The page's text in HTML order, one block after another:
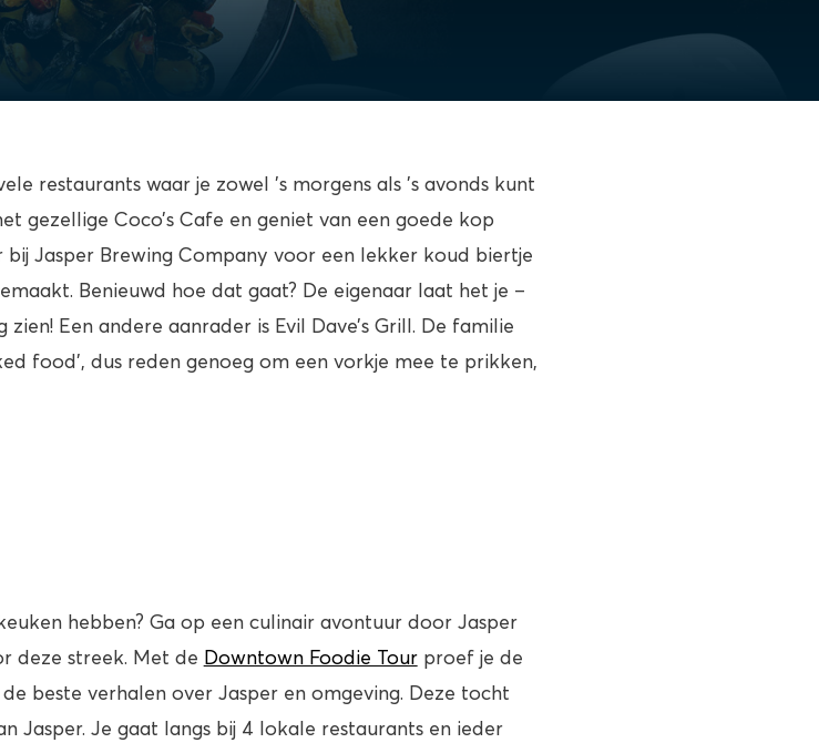
restaurants waar je zowel ’s morgens als ’s avonds kunt
gezellige Coco’s Cafe en geniet van een goede kop
Jasper Brewing Company voor een lekker koud biertje
Benieuwd hoe dat gaat? De eigenaar laat het je –
Een andere aanrader is Evil Dave’s Grill. De familie
food’, dus reden genoeg om een vorkje mee te prikken,
hebben? Ga op een culinair avontuur door Jasper
deze streek. Met de Downtown Foodie Tourproef je de
beste verhalen over Jasper en omgeving. Deze tocht
Jasper. Je gaat langs bij 4 lokale restaurants en ieder